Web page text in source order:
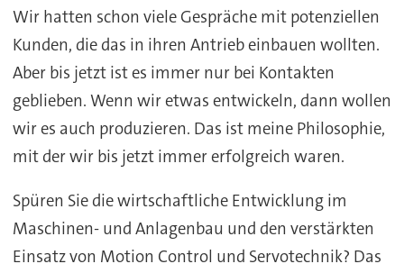
Wir hatten schon viele Gespräche mit potenziellen
Kunden, die das in ihren Antrieb einbauen wollten.
Aber bis jetzt ist es immer nur bei Kontakten
geblieben. Wenn wir etwas entwickeln, dann wollen
wir es auch produzieren. Das ist meine Philosophie,
mit der wir bis jetzt immer erfolgreich waren.
Spüren Sie die wirtschaftliche Entwicklung im
Maschinen- und Anlagenbau und den verstärkten
Einsatz von Motion Control und Servotechnik? Das